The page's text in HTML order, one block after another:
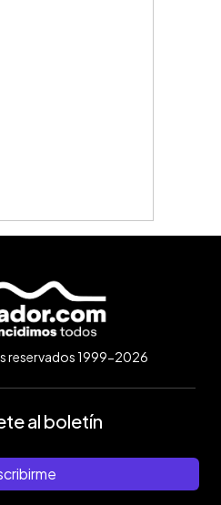
reservados 1999-2026
al boletín